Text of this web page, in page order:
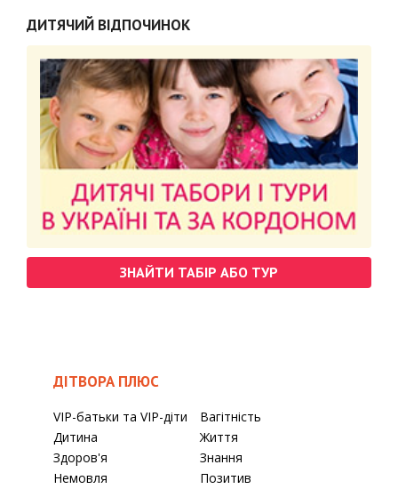
ДИТЯЧИЙ ВІДПОЧИНОК
ЗНАЙТИ ТАБІР АБО ТУР
ДІТВОРА ПЛЮС
VIP-батьки та VIP-діти
Вагітність
Дитина
Життя
Здоров'я
Знання
Немовля
Позитив